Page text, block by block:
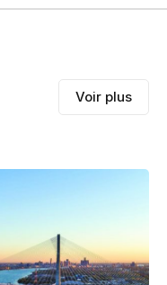
Voir plus